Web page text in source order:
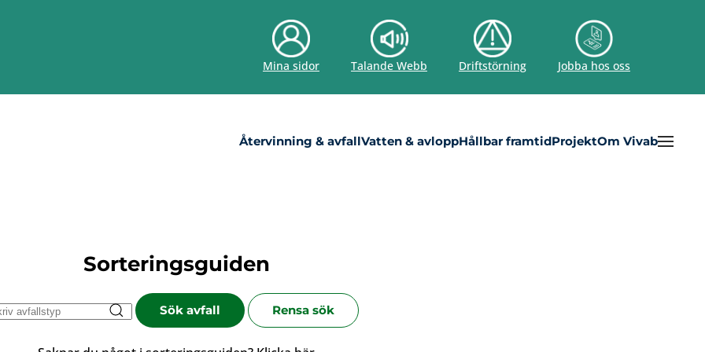
Mina sidor Talande Webb Driftstörning Jobba hos oss
Återvinning & avfallVatten & avloppHållbar framtidProjektOm Vivab
Sorteringsguiden
Sök avfall Rensa sök